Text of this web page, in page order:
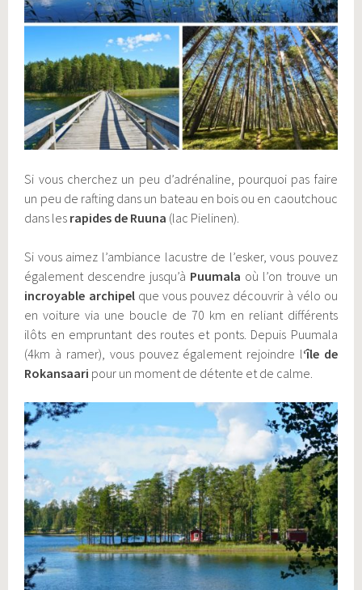
Si vous cherchez un peu d’adrénaline, pourquoi pas faire
un peu de rafting dans un bateau en bois ou en caoutchouc
dans les rapides de Ruuna (lac Pielinen).
Si vous aimez l’ambiance lacustre de l’esker, vous pouvez
également descendre jusqu’à Puumala où l’on trouve un
incroyable archipelque vous pouvez découvrir à vélo ou
en voiture via une boucle de 70 km en reliant différents
ilôts en empruntant des routes et ponts. Depuis Puumala
(4km à ramer), vous pouvez également rejoindre l‘île de
Rokansaari pour un moment de détente et de calme.